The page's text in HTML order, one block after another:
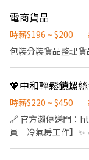
位加入團隊 能支援
請先在小雞上工留言
公司，且經過小雞上
電商貨品
時薪$196 ~ $200
包裝分裝貨品整理
時薪$220 ~ $450
🔗 官方瀨傳送門：
員｜冷氣房工作】